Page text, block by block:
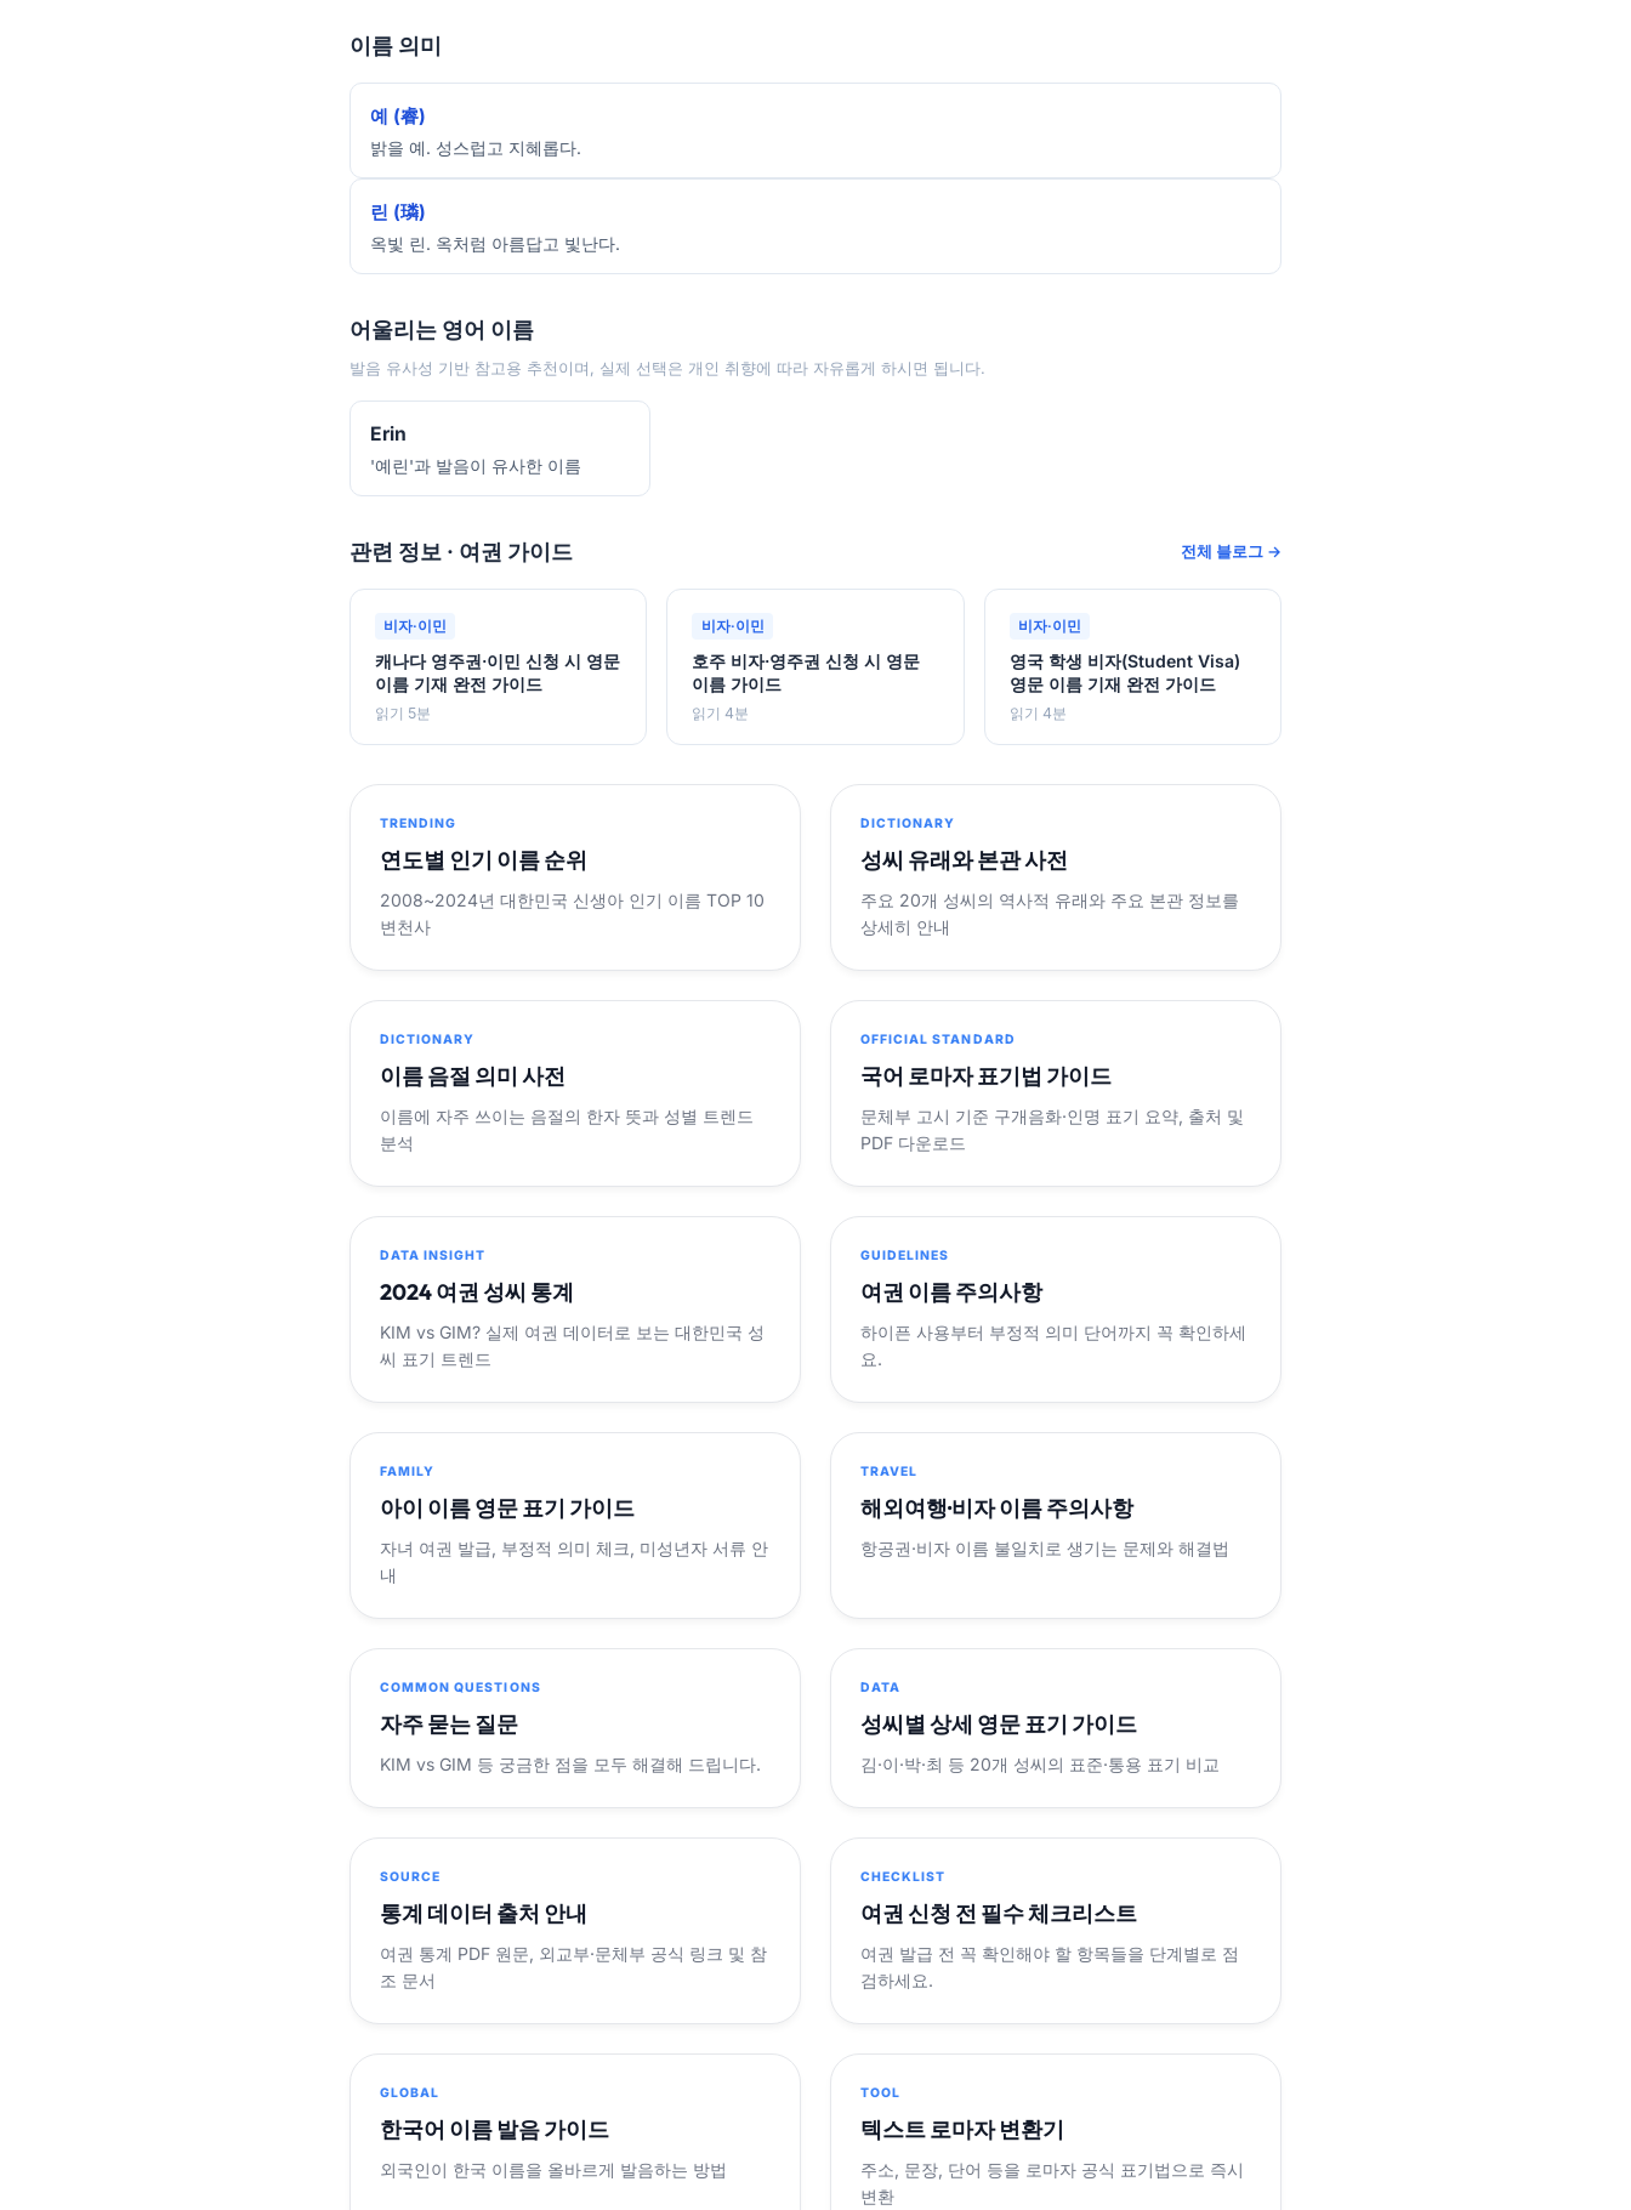
이름 의미
예 (睿)
밝을 예. 성스럽고 지혜롭다.
린 (璘)
옥빛 린. 옥처럼 아름답고 빛난다.
어울리는 영어 이름
발음 유사성 기반 참고용 추천이며, 실제 선택은 개인 취향에 따라 자유롭게 하시면 됩니다.
Erin
'예린'과 발음이 유사한 이름
관련 정보 · 여권 가이드 전체 블로그 →
비자·이민
캐나다 영주권·이민 신청 시 영문
이름 기재 완전 가이드
읽기 5분
비자·이민
호주 비자·영주권 신청 시 영문
이름 가이드
읽기 4분
비자·이민
영국 학생 비자(Student Visa)
영문 이름 기재 완전 가이드
읽기 4분
TRENDING
연도별 인기 이름 순위
2008~2024년 대한민국 신생아 인기 이름 TOP 10
변천사
DICTIONARY
성씨 유래와 본관 사전
주요 20개 성씨의 역사적 유래와 주요 본관 정보를
상세히 안내
DICTIONARY
이름 음절 의미 사전
이름에 자주 쓰이는 음절의 한자 뜻과 성별 트렌드
분석
OFFICIAL STANDARD
국어 로마자 표기법 가이드
문체부 고시 기준 구개음화·인명 표기 요약, 출처 및
PDF 다운로드
DATA INSIGHT
2024 여권 성씨 통계
KIM vs GIM? 실제 여권 데이터로 보는 대한민국 성
씨 표기 트렌드
GUIDELINES
여권 이름 주의사항
하이픈 사용부터 부정적 의미 단어까지 꼭 확인하세
요.
FAMILY
아이 이름 영문 표기 가이드
자녀 여권 발급, 부정적 의미 체크, 미성년자 서류 안
내
TRAVEL
해외여행·비자 이름 주의사항
항공권·비자 이름 불일치로 생기는 문제와 해결법
COMMON QUESTIONS
자주 묻는 질문
KIM vs GIM 등 궁금한 점을 모두 해결해 드립니다.
DATA
성씨별 상세 영문 표기 가이드
김·이·박·최 등 20개 성씨의 표준·통용 표기 비교
SOURCE
통계 데이터 출처 안내
여권 통계 PDF 원문, 외교부·문체부 공식 링크 및 참
조 문서
CHECKLIST
여권 신청 전 필수 체크리스트
여권 발급 전 꼭 확인해야 할 항목들을 단계별로 점
검하세요.
GLOBAL
한국어 이름 발음 가이드
외국인이 한국 이름을 올바르게 발음하는 방법
TOOL
텍스트 로마자 변환기
주소, 문장, 단어 등을 로마자 공식 표기법으로 즉시
변환